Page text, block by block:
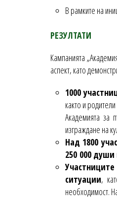
В рамките на
РЕЗУЛТАТИ
Кампанията
аспект, като
1000
както и
Академията за
изграждане на
Над 1800
250 000
ситуации,
необходимост.